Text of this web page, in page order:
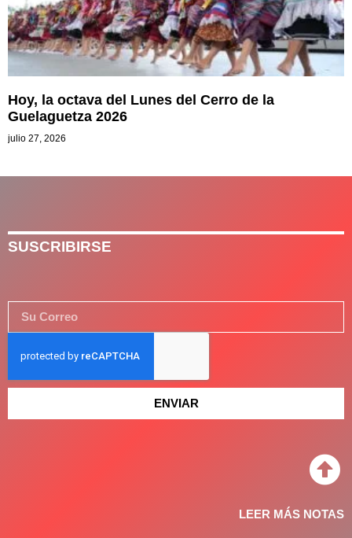
Hoy, la octava del Lunes del Cerro de la
Guelaguetza 2026
julio 27, 2026
SUSCRIBIRSE
ENVIAR
LEER MÁS NOTAS